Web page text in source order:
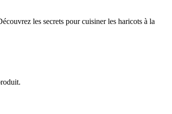
les secrets pour cuisiner les haricots à la